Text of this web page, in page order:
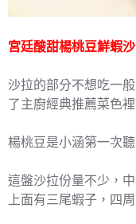
宮廷酸甜楊桃豆鮮蝦
沙拉的部分不想吃一
了主廚經典推薦菜色
楊桃豆是小涵第一次
這盤沙拉份量不少，
上面有三尾蝦子，四